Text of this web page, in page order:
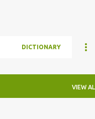
DICTIONARY
VIEW